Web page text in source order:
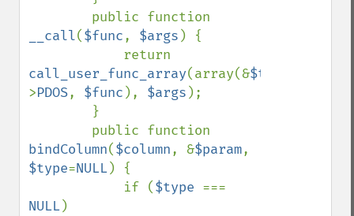
__call($func, $args ) {
call_user_func_array(array(&$this
>PDOS, $func ), $args );
bindColumn($column, &$param
$type=NULL) {
            if (
$type
NULL)